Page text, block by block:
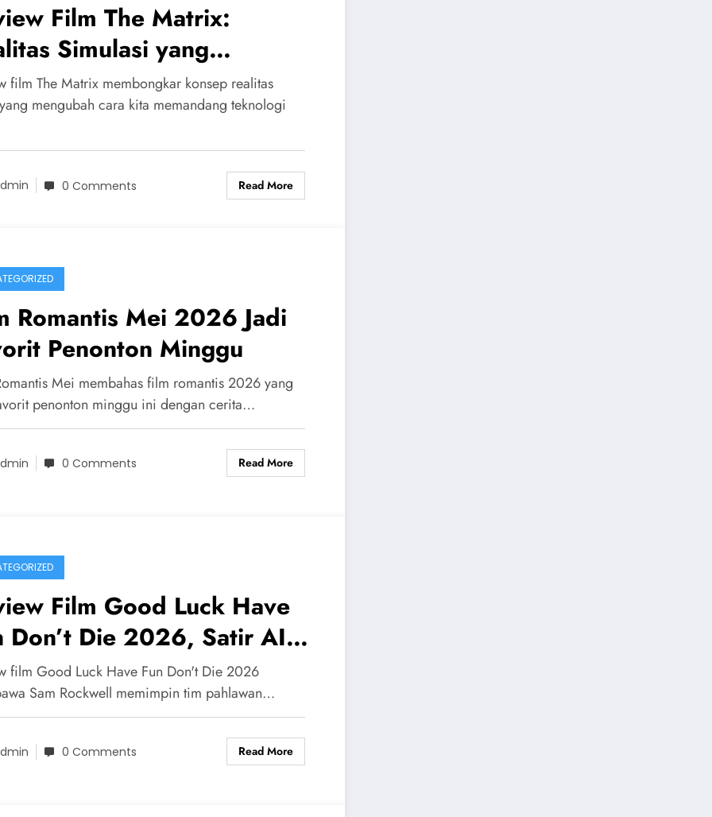
Film The Matrix:
Simulasi yang
film The Matrix membongkar konsep realitas
mengubah cara kita memandang teknologi
0 Comments Read More
Romantis Mei 2026 Jadi
Penonton Minggu
Mei membahas film romantis 2026 yang
penonton minggu ini dengan cerita…
0 Comments Read More
Film Good Luck Have
Don’t Die 2026, Satir AI
film Good Luck Have Fun Don't Die 2026
Sam Rockwell memimpin tim pahlawan…
0 Comments Read More